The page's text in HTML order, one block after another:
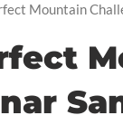
Mountain